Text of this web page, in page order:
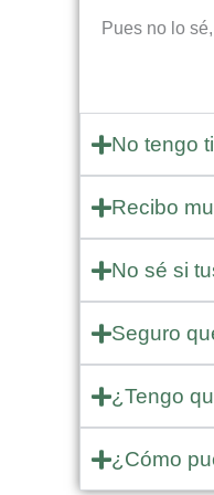
Pues no lo
No tengo
Recibo
No sé si
Seguro
¿Tengo
¿Cómo